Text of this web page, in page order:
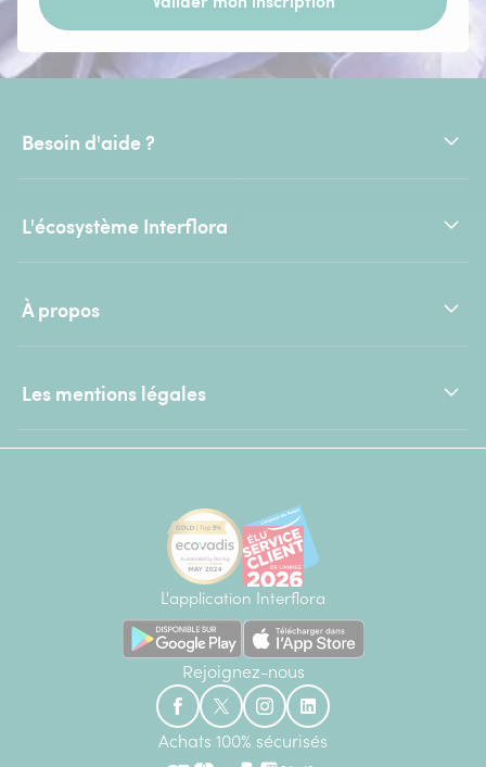
Besoin d'aide ?
L'écosystème Interflora
À propos
Les mentions légales
L'application Interflora
Rejoignez-nous
Achats 100% sécurisés